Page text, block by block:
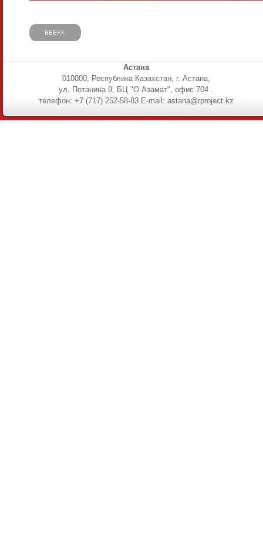
Астана
010000, Республика Казахстан, г. Астана,
ул. Потанина 9, БЦ "О Азамат", офис 704 .
телефон: +7 (717) 252-58-83 E-mail: astana@rproject.kz